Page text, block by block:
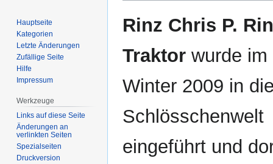
Zur
Navigation
Zur
Suche
Rinz Chris P.
Traktor wurde im
Winter 2009 in
Schlösschenwelt
eingeführt und
Hauptseite
Kategorien
Letzte Änderungen
Zufällige Seite
Hilfe
Impressum
Werkzeuge
Links auf diese Seite
Änderungen an
verlinkten Seiten
Spezialseiten
Druckversion